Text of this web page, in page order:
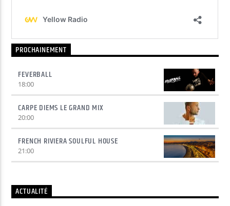
PROCHAINEMENT
FEVERBALL
18:00
CARPE DIEMS LE GRAND MIX
20:00
FRENCH RIVIERA SOULFUL HOUSE
21:00
ACTUALITÉ